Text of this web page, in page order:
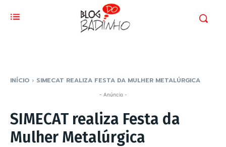
INÍCIO SIMECAT REALIZA FESTA DA MULHER METALÚRGICA
- Anúncio -
SIMECAT realiza Festa da
Mulher Metalúrgica